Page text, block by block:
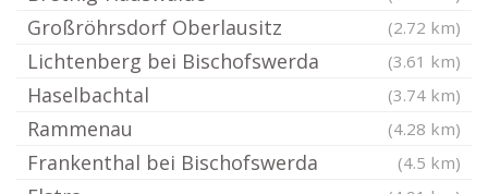
Großröhrsdorf Oberlausitz (2.72 km)
Lichtenberg bei Bischofswerda (3.61 km)
Haselbachtal (3.74 km)
Rammenau (4.28 km)
Frankenthal bei Bischofswerda (4.5 km)